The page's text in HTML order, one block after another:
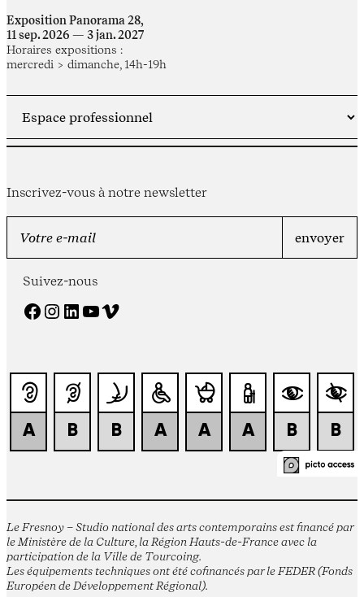
Exposition Panorama 28,
11 sep. 2026 — 3 jan. 2027
Horaires expositions :
mercredi > dimanche, 14h-19h
Inscrivez-vous à notre newsletter
Suivez-nous
Facebook Instagram LinkedIn YouTube Vimeo
Le Fresnoy – Studio national des arts contemporains est financé par
le Ministère de la Culture, la Région Hauts-de-France avec la
participation de la Ville de Tourcoing.
Les équipements techniques ont été cofinancés par le FEDER (Fonds
Européen de Développement Régional).